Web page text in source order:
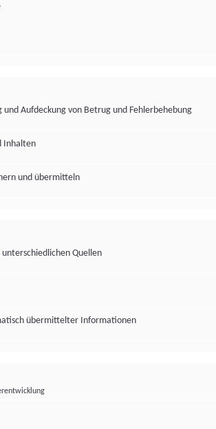
Aufdeckung von Betrug und Fehlerbehebung
Inhalten
und übermitteln
Quellen
übermittelter Informationen